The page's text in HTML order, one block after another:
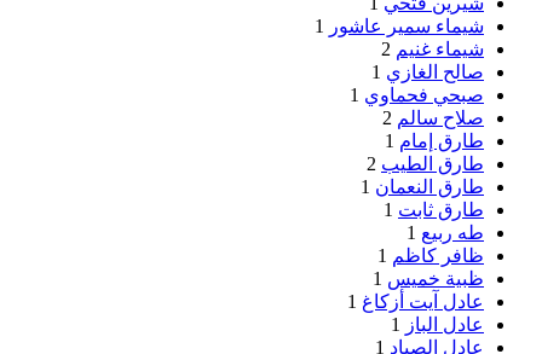
شيماء سمير عاشور
1
شيماء غنيم 2
صالح الغازي 1
صبحي فحماوي 1
صلاح سالم 2
طارق إمام 1
طارق الطيب 2
طارق النعمان 1
طارق ثابت 1
طه ربيع 1
ظافر كاظم 1
ظبية خميس 1
عادل آيت أزكاغ 1
عادل الباز
1
عادل الصياد 1